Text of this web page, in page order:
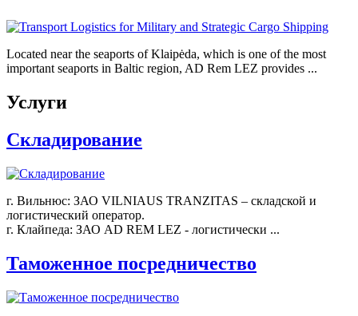
Located near the seaports of Klaipėda, which is one of the most
important seaports in Baltic region, AD Rem LEZ provides ...
Услуги
Складирование
г. Вильнюс: ЗАО VILNIAUS TRANZITAS – складской и
логистический оператор.
г. Клайпеда: ЗАО AD REM LEZ - логистически ...
Таможенное посредничество